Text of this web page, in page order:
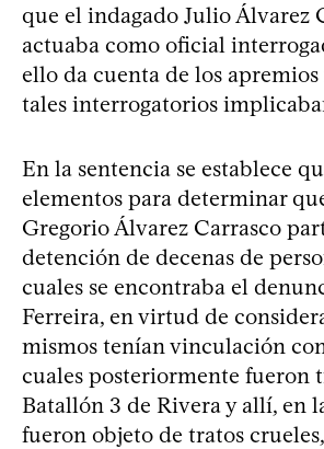
que el indagado Julio Álvarez
actuaba como oficial
ello da cuenta de los apremios
tales interrogatorios
En la sentencia se establece
elementos para determinar
Gregorio Álvarez Carrasco
detención de decenas de
cuales se encontraba el
Ferreira, en virtud de
mismos tenían vinculación
cuales posteriormente fueron
Batallón 3 de Rivera y allí, en
fueron objeto de tratos